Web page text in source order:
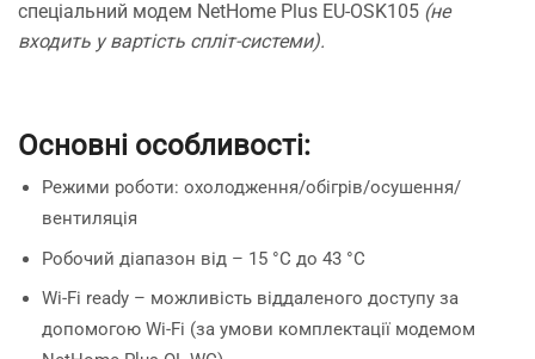
спеціальний модем NetHome Plus EU-OSK105 (не
входить у вартість спліт-системи).
Основні особливості:
Режими роботи: охолодження/обігрів/осушення/
вентиляція
Робочий діапазон від – 15 °C до 43 °C
Wi-Fi ready – можливість віддаленого доступу за
допомогою Wi-Fi (за умови комплектації модемом